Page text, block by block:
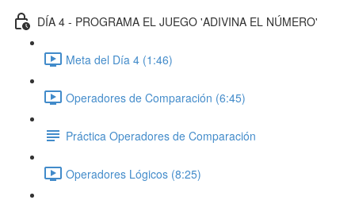
DÍA 4 - PROGRAMA EL JUEGO 'ADIVINA EL NÚMERO'
Meta del Día 4 (1:46)
Operadores de Comparación (6:45)
Práctica Operadores de Comparación
Operadores Lógicos (8:25)